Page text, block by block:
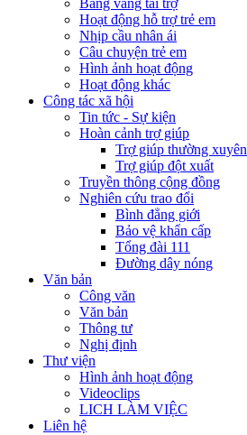
Bảng vàng tài trợ
Hoạt động hỗ trợ trẻ em
Nhịp cầu nhân ái
Câu chuyện trẻ em
Hình ảnh hoạt động
Hoạt động khác
Công tác xã hội
Tin tức - Sự kiện
Hoàn cảnh trợ giúp
Trợ giúp thường xuyên
Trợ giúp đột xuất
Truyền thông cộng đồng
Nghiên cứu trao đổi
Bình đẳng giới
Bảo vệ khẩn cấp
Tổng đài 111
Đường dây nóng
Văn bản
Công văn
Văn bản
Thông tư
Nghị định
Thư viện
Hình ảnh hoạt động
Videoclips
LICH LÀM VIỆC
Liên hệ